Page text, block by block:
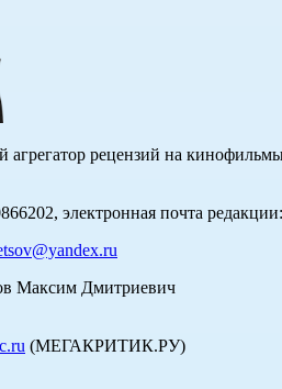
рецензий на
электронная почта редакции:
Максим Дмитриевич
(МЕГАКРИТИК.РУ)